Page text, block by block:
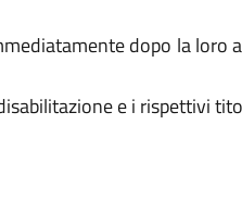
dopo la loro
e i rispettivi